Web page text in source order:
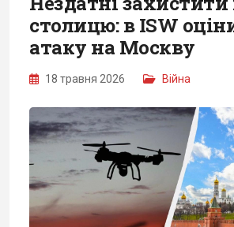
столицю: в ISW
атаку на Москву
18 травня 2026 Війна